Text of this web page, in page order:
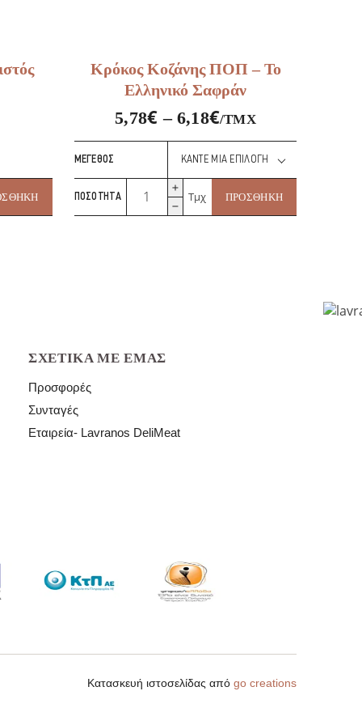
Κρόκος Κοζάνης ΠΟΠ – Το
Ελληνικό Σαφράν
5,78€ – 6,18€/ΤΜΧ
ΜΈΓΕΘΟΣ
ΠΟΣΌΤΗΤΑ
Κοζάνης
ΠΟΠ
Τμχ ΠΡΟΣΘΉΚΗ
ΣΧΕΤΙΚΆ ΜΕ ΕΜΆΣ
Προσφορές
Συνταγές
Εταιρεία- Lavranos DeliMeat
Κατασκευή ιστοσελίδας απόgo creations